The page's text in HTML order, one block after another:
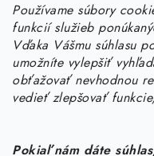
Používame súbory
funkcií služieb
Vďaka Vášmu súhlasu
umožníte vylepšiť
obťažovať nevhodnou
vedieť zlepšovať
Pokiaľ nám dáte